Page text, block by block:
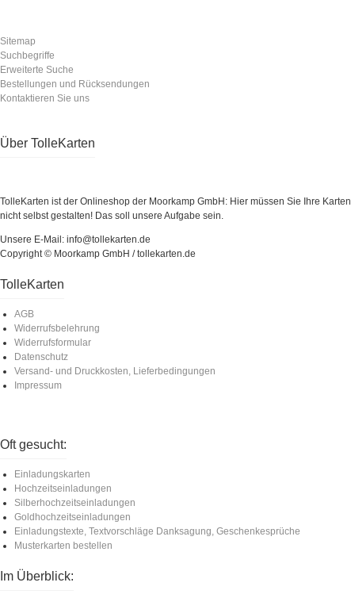
Sitemap
Suchbegriffe
Erweiterte Suche
Bestellungen und Rücksendungen
Kontaktieren Sie uns
Über TolleKarten
TolleKarten ist der Onlineshop der Moorkamp GmbH: Hier müssen Sie Ihre Karten
nicht selbst gestalten! Das soll unsere Aufgabe sein.
Unsere E-Mail: info@tollekarten.de
Copyright © Moorkamp GmbH / tollekarten.de
TolleKarten
AGB
Widerrufsbelehrung
Widerrufsformular
Datenschutz
Versand- und Druckkosten, Lieferbedingungen
Impressum
Oft gesucht:
Einladungskarten
Hochzeitseinladungen
Silberhochzeitseinladungen
Goldhochzeitseinladungen
Einladungstexte, Textvorschläge Danksagung, Geschenkesprüche
Musterkarten bestellen
Im Überblick: